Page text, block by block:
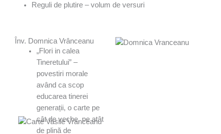
Reguli de plutire – volum de versuri
Înv. Domnica Vrânceanu
„Flori in calea
Tineretului” –
povestiri morale
având ca scop
educarea tinerei
generații, o carte pe
cât de veche, pe atât
de plină de